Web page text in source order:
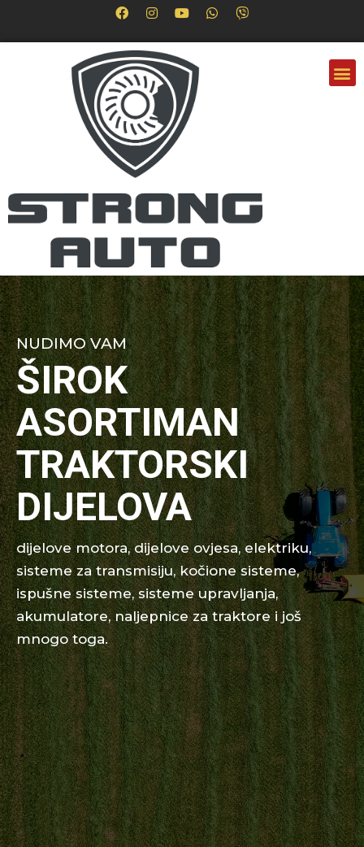
NUDIMO VAM
ŠIROK
ASORTIMAN
TRAKTORSKI
DIJELOVA
dijelove motora, dijelove ovjesa, elektriku,
sisteme za transmisiju, kočione sisteme,
ispušne sisteme, sisteme upravljanja,
akumulatore, naljepnice za traktore i još
mnogo toga.